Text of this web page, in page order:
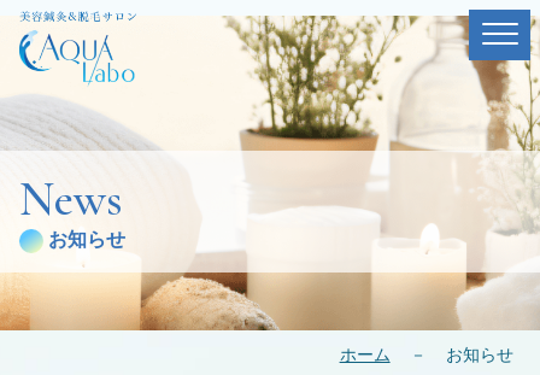
News
お知らせ
ホーム － お知らせ